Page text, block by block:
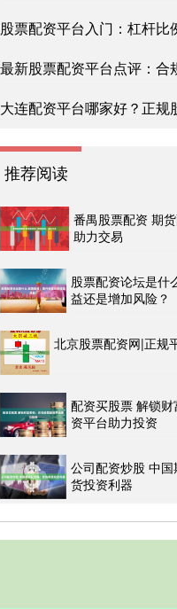
股票配资平台入门：杠杆比
最新股票配资平台点评：合
大连配资平台哪家好？正规
推荐阅读
番禺股票配资 期
助力交易
股票配资论坛是什
益还是增加风险？
北京股票配资网|正规
配资买股票 解锁
资平台助力投资
公司配资炒股 中
货投资利器